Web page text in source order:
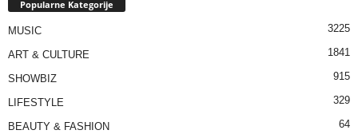
Popularne Kategorije
MUSIC 3225
ART & CULTURE 1841
SHOWBIZ 915
LIFESTYLE 329
BEAUTY & FASHION 64